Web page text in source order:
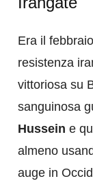
Era il
resistenza
vittoriosa su
sanguinosa
Hussein e
almeno
auge in